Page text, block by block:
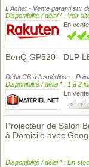
L'Achat - Vente garanti sur
Disponibilité / délai * : Voir
En
BenQ GP520 - DLP
Débit CB à l'expédition -
Disponibilité / délai * : 1 à 2
En
Projecteur de Salon
à Domicile avec
Disponibilité / délai * : En